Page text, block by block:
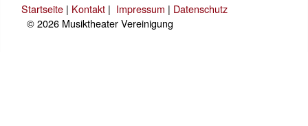
Startseite | Kontakt | Impressum | Datenschutz
© 2026 Musiktheater Vereinigung